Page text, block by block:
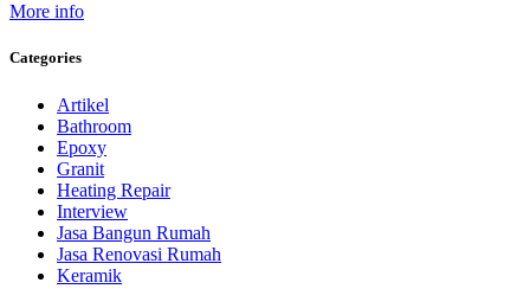
More info
Categories
Artikel
Bathroom
Epoxy
Granit
Heating Repair
Interview
Jasa Bangun Rumah
Jasa Renovasi Rumah
Keramik